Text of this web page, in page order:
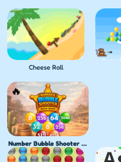
Cheese Roll
Number Bubble Shooter Wild West